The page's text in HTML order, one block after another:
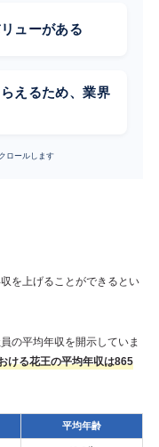
ューがある
えるため、業界
ロールします
を上げることができるとい
の平均年収を開示していま
ける花王の平均年収は865
平均年齢